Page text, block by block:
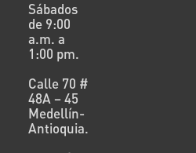
Sábados
de 9:00
a.m. a
1:00 pm.
Calle 70 #
48A – 45
Medellín-
Antioquia.